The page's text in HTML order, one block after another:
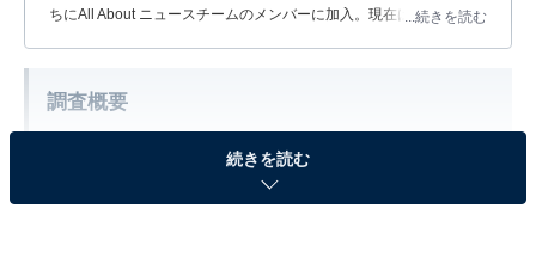
ちにAll About ニュースチームのメンバーに加入。現在は旅行・カル
...続きを読む
調査概要
調査期間：2026年6月3日
調査方法：インターネット調査
続きを読む